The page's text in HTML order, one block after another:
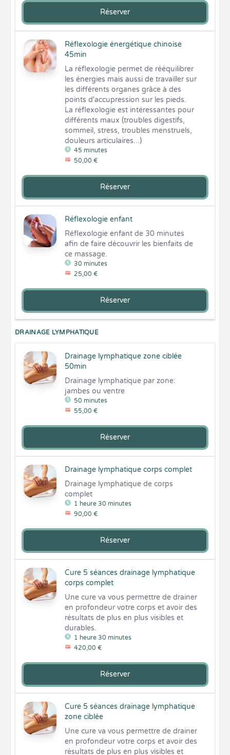
Réserver
Réflexologie énergétique chinoise
45min
45 minutes
50,00 €
La réflexologie permet de rééquilibrer
les énergies mais aussi de travailler sur
les différents organes grâce à des
points d'accupression sur les pieds.
La réflexologie est intéressantes pour
différents maux (troubles digestifs,
sommeil, stress, troubles menstruels,
douleurs articulaires...)
Réserver
Réflexologie enfant
30 minutes
25,00 €
Réflexologie enfant de 30 minutes
afin de faire découvrir les bienfaits de
ce massage.
Réserver
DRAINAGE LYMPHATIQUE
Drainage lymphatique zone ciblée
50min
50 minutes
55,00 €
Drainage lymphatique par zone:
jambes ou ventre
Réserver
Drainage lymphatique corps complet
1 heure 30 minutes
90,00 €
Drainage lymphatique de corps
complet
Réserver
Cure 5 séances drainage lymphatique
corps complet
1 heure 30 minutes
420,00 €
Une cure va vous permettre de drainer
en profondeur votre corps et avoir des
résultats de plus en plus visibles et
durables.
Réserver
Cure 5 séances drainage lymphatique
zone ciblée
Une cure va vous permettre de drainer
en profondeur votre corps et avoir des
résultats de plus en plus visibles et